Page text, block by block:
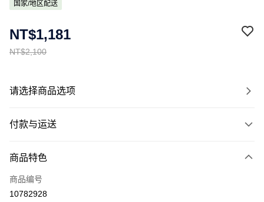
国家/地区配送
NT$2,100
NT$1,181
请选择商品选项
付款与运送
信用卡一次付款
Apple Pay
商品特色
商品编号
10782928